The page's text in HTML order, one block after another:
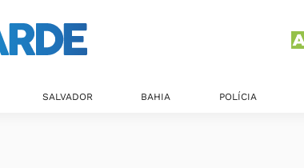
SALVADOR BAHIA POLÍCIA